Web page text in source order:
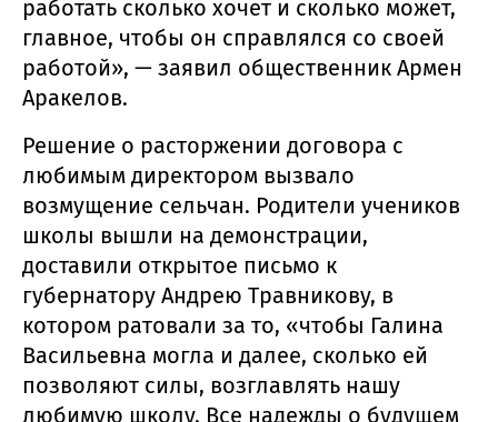
работать сколько хочет и сколько может,
главное, чтобы он справлялся со своей
работой», — заявил общественник Армен
Аракелов.
Решение о расторжении договора с
любимым директором вызвало
возмущение сельчан. Родители учеников
школы вышли на демонстрации,
доставили открытое письмо к
губернатору Андрею Травникову, в
котором ратовали за то, «чтобы Галина
Васильевна могла и далее, сколько ей
позволяют силы, возглавлять нашу
любимую школу. Все надежды о будущем